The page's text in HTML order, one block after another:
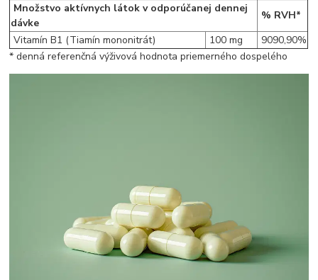
Množstvo aktívnych látok v odporúčanej dennej
dávke
% RVH*
Vitamín B1 (Tiamín mononitrát)
100 mg
9090,90%
* denná referenčná výživová hodnota priemerného dospelého